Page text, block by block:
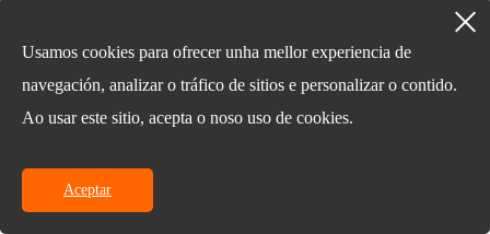
póñase en contacto connosco
073188739521
Changsha City, provincia de Hunan, China
sales@hunanworld.com
Usamos cookies para ofrecer unha mellor experiencia de
navegación, analizar o tráfico de sitios e personalizar o contido.
Ao usar este sitio, acepta o noso uso de cookies.
Aceptar